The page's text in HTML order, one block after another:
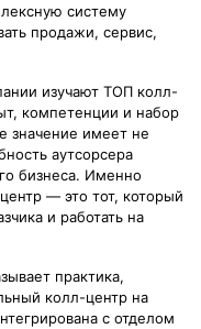
систему
продажи, сервис,
изучают ТОП колл-
компетенции и набор
значение имеет не
аутсорсера
бизнеса. Именно
— это тот, который
и работать на
практика,
колл-центр на
с отделом